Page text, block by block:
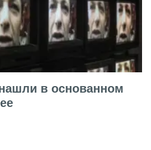
в основанном